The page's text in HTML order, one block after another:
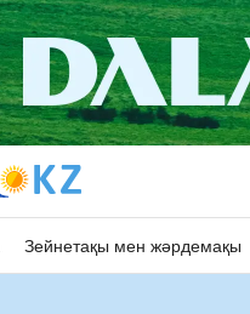
Зейнетақы мен жәрдемақы